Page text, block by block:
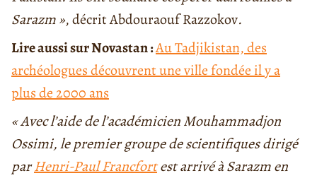
Sarazm », décrit Abdouraouf Razzokov.
Lire aussi sur Novastan :Au Tadjikistan, des
archéologues découvrent une ville fondée il y a
plus de 2000 ans
« Avec l’aide de l’académicien Mouhammadjon
Ossimi, le premier groupe de scientifiques dirigé
parHenri-Paul Francfortest arrivé à Sarazm en